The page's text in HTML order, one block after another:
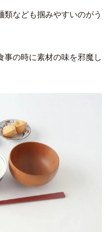
類なども掴みやすいのがう
事の時に素材の味を邪魔し